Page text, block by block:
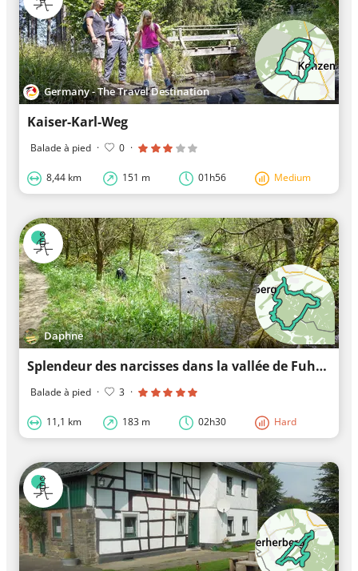
Germany - The Travel Destination
Kaiser-Karl-Weg
Balade à pied · 0 ·
8,44 km 151 m 01h56 Medium
Daphne
Splendeur des narcisses dans la vallée de Fuhrts et Perlenbach
Balade à pied · 3 ·
11,1 km 183 m 02h30 Hard